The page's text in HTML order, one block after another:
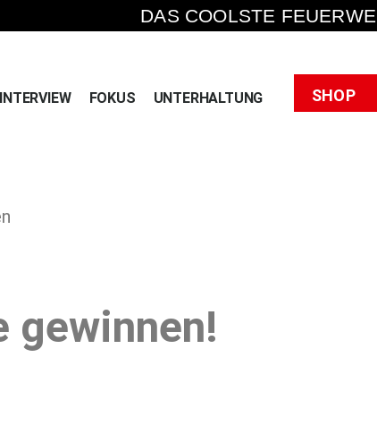
DAS COOLSTE
INTERVIEW FOKUS UNTERHALTUNG SHOP
gewinnen!